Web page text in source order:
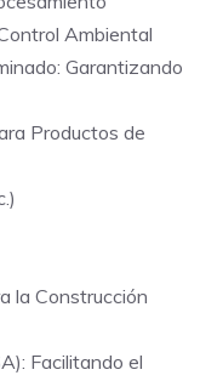
Ambiental
Garantizando
Productos de
la Construcción
Facilitando el